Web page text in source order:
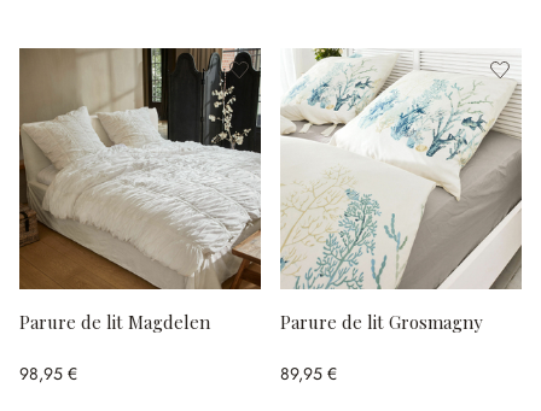
Parure de lit Magdelen
98,95 €
Parure de lit Grosmagny
89,95 €